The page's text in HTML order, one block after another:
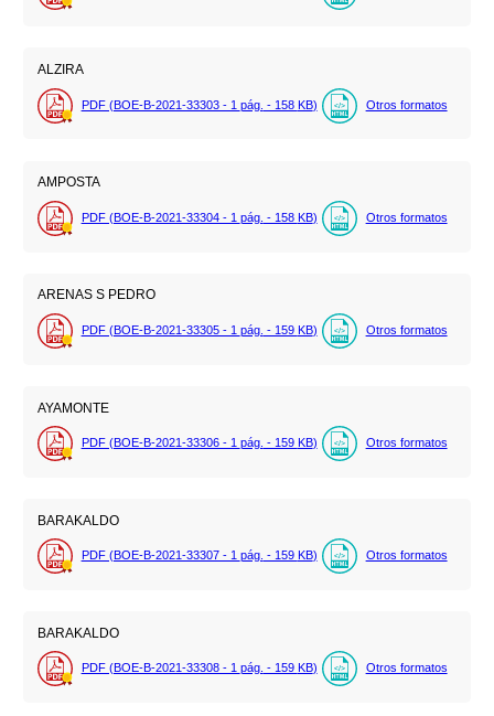
ALZIRA
PDF (BOE-B-2021-33303 - 1 pág. - 158 KB) Otros formatos
AMPOSTA
PDF (BOE-B-2021-33304 - 1 pág. - 158 KB) Otros formatos
ARENAS S PEDRO
PDF (BOE-B-2021-33305 - 1 pág. - 159 KB) Otros formatos
AYAMONTE
PDF (BOE-B-2021-33306 - 1 pág. - 159 KB) Otros formatos
BARAKALDO
PDF (BOE-B-2021-33307 - 1 pág. - 159 KB) Otros formatos
BARAKALDO
PDF (BOE-B-2021-33308 - 1 pág. - 159 KB) Otros formatos